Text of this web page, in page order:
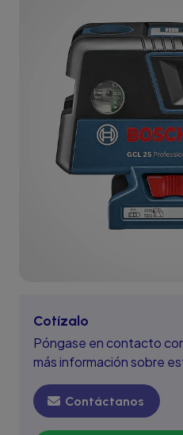
Cotízalo
Póngase en contacto
más información sobre
Contáctanos